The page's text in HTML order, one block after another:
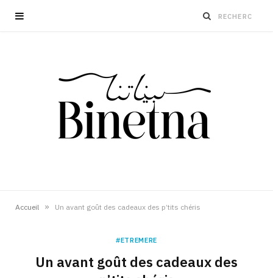
Accueil » Un avant goût des cadeaux des p’tits chéris
#ETREMERE
Un avant goût des cadeaux des